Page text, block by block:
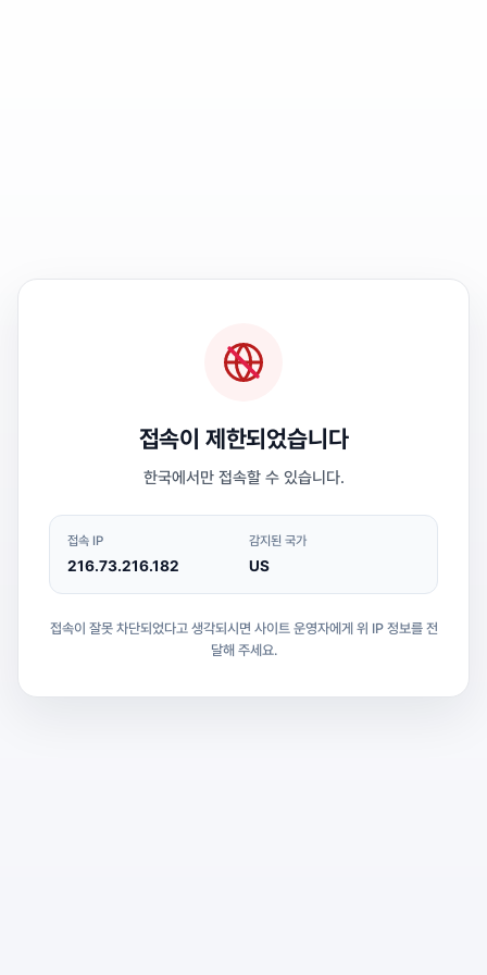
접속이 제한되었습니다
한국에서만 접속할 수 있습니다.
접속 IP
216.73.216.182
감지된 국가
US
접속이 잘못 차단되었다고 생각되시면 사이트 운영자에게 위 IP 정보를 전
달해 주세요.